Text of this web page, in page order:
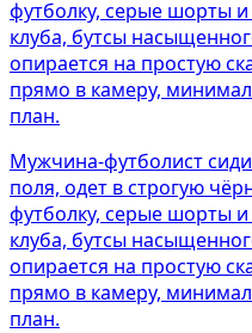
Мужчина-футболист
поля, одет в строгую
футболку, серые шорты
клуба, бутсы
опирается на простую
прямо в камеру,
план.